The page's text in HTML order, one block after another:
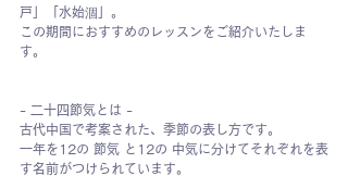
戸」「水始涸」。
この期間におすすめのレッスンをご紹介いたしま
す。
- 二十四節気とは -
古代中国で考案された、季節の表し方です。
一年を12の 節気 と12の 中気に分けてそれぞれを表
す名前がつけられています。